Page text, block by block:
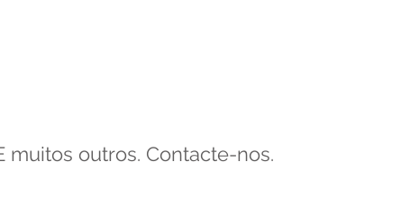
muitos outros. Contacte-nos.